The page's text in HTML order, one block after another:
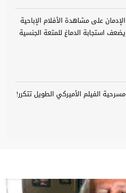
الإدمان على مشاهدة الأفلام الإباحية
يضعف استجابة الدماغ للمتعة الجنسية
مسرحية الفيلم الأميركي الطويل تتكرر!